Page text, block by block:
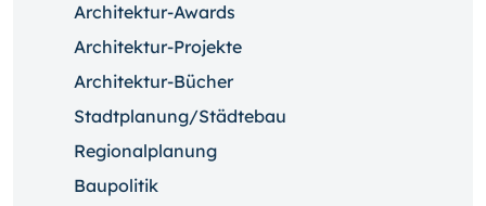
Architektur-Awards
Architektur-Projekte
Architektur-Bücher
Stadtplanung/Städtebau
Regionalplanung
Baupolitik